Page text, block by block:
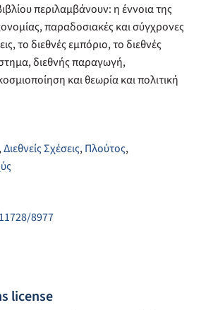
περιλαμβάνουν: η έννοια της
παραδοσιακές και σύγχρονες
το διεθνές εμπόριο, το διεθνές
διεθνής παραγωγή,
και θεωρία και πολιτική
,Διεθνείς Σχέσεις,Πλούτος,
8977
license